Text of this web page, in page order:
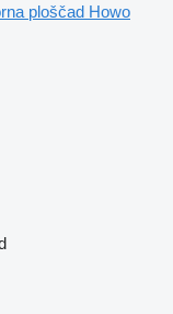
ploščad Howo